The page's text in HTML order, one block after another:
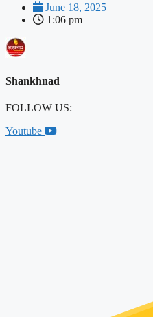
June 18, 2025
1:06 pm
Shankhnad
FOLLOW US:
Youtube